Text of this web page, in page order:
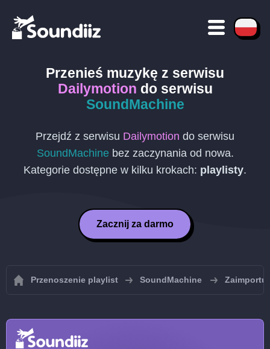
Przenieś muzykę z serwisu
Dailymotion do serwisu
SoundMachine
Przejdź z serwisu Dailymotion do serwisu
SoundMachine bez zaczynania od nowa.
Kategorie dostępne w kilku krokach: playlisty.
Zacznij za darmo
Przenoszenie playlist SoundMachine